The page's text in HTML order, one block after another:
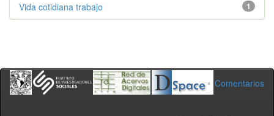
1
Vida cotidiana trabajo
Comentarios